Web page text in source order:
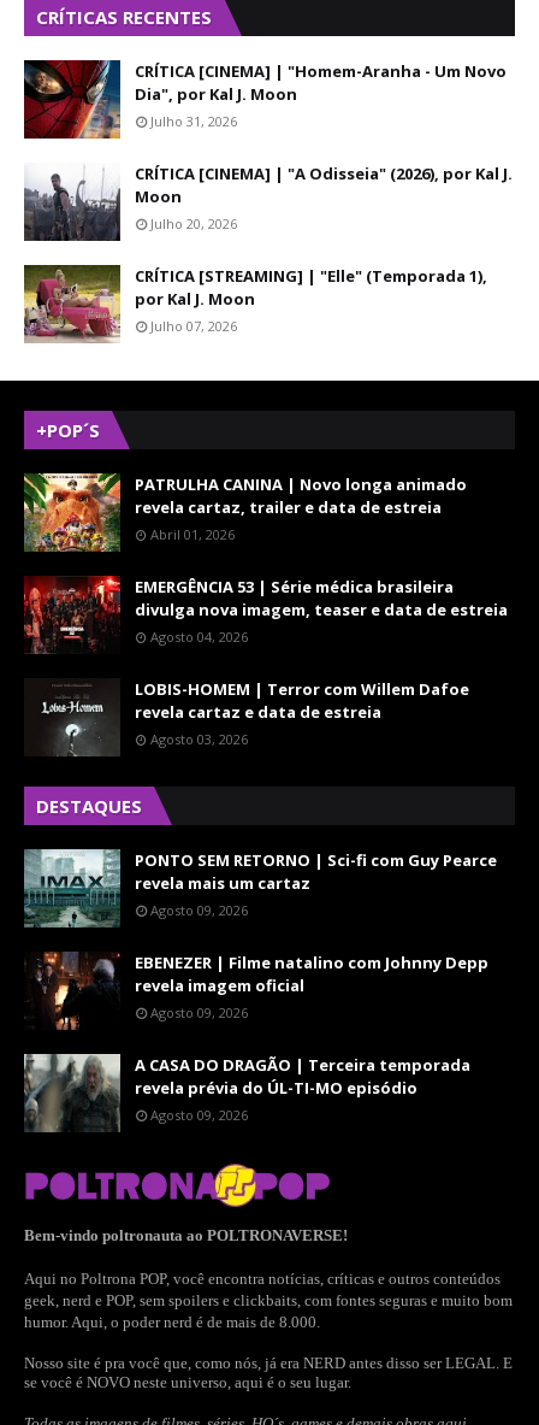
CRÍTICAS RECENTES
CRÍTICA [CINEMA] | "Homem-Aranha - Um Novo
Dia", por Kal J. Moon
Julho 31, 2026
CRÍTICA [CINEMA] | "A Odisseia" (2026), por Kal J.
Moon
Julho 20, 2026
CRÍTICA [STREAMING] | "Elle" (Temporada 1),
por Kal J. Moon
Julho 07, 2026
+POP´S
PATRULHA CANINA | Novo longa animado
revela cartaz, trailer e data de estreia
Abril 01, 2026
EMERGÊNCIA 53 | Série médica brasileira
divulga nova imagem, teaser e data de estreia
Agosto 04, 2026
LOBIS-HOMEM | Terror com Willem Dafoe
revela cartaz e data de estreia
Agosto 03, 2026
DESTAQUES
PONTO SEM RETORNO | Sci-fi com Guy Pearce
revela mais um cartaz
Agosto 09, 2026
EBENEZER | Filme natalino com Johnny Depp
revela imagem oficial
Agosto 09, 2026
A CASA DO DRAGÃO | Terceira temporada
revela prévia do ÚL-TI-MO episódio
Agosto 09, 2026
Bem-vindo poltronauta ao POLTRONAVERSE!
Aqui no Poltrona POP, você encontra notícias, críticas e outros conteúdos
geek, nerd e POP, sem spoilers e clickbaits, com fontes seguras e muito bom
humor. Aqui, o poder nerd é de mais de 8.000.
Nosso site é pra você que, como nós, já era NERD antes disso ser LEGAL. E
se você é NOVO neste universo, aqui é o seu lugar.